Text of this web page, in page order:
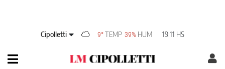
Cipolletti 9° TEMP 39% HUM 19:11 HS